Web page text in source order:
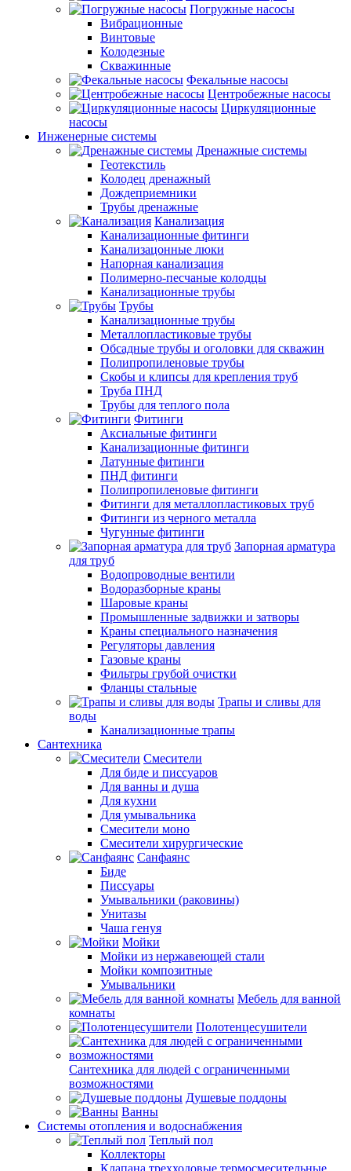
Погружные насосы
Вибрационные
Винтовые
Колодезные
Скважинные
Фекальные насосы
Центробежные насосы
Циркуляционные
насосы
Инженерные системы
Дренажные системы
Геотекстиль
Колодец дренажный
Дождеприемники
Трубы дренажные
Канализация
Канализационные фитинги
Канализацонные люки
Напорная канализация
Полимерно-песчаные колодцы
Канализационные трубы
Трубы
Канализационные трубы
Металлопластиковые трубы
Обсадные трубы и оголовки для скважин
Полипропиленовые трубы
Скобы и клипсы для крепления труб
Труба ПНД
Трубы для теплого пола
Фитинги
Аксиальные фитинги
Канализационные фитинги
Латунные фитинги
ПНД фитинги
Полипропиленовые фитинги
Фитинги для металлопластиковых труб
Фитинги из черного металла
Чугунные фитинги
Запорная арматура
для труб
Водопроводные вентили
Водоразборные краны
Шаровые краны
Промышленные задвижки и затворы
Краны специального назначения
Регуляторы давления
Газовые краны
Фильтры грубой очистки
Фланцы стальные
Трапы и сливы для
воды
Канализационные трапы
Сантехника
Смесители
Для биде и писсуаров
Для ванны и душа
Для кухни
Для умывальника
Смесители моно
Смесители хирургические
Санфаянс
Биде
Писсуары
Умывальники (раковины)
Унитазы
Чаша генуя
Мойки
Мойки из нержавеющей стали
Мойки композитные
Умывальники
Мебель для ванной
комнаты
Полотенцесушители
Сантехника для людей с ограниченными
возможностями
Душевые поддоны
Ванны
Системы отопления и водоснабжения
Теплый пол
Коллекторы
Клапана трехходовые термосмесительные